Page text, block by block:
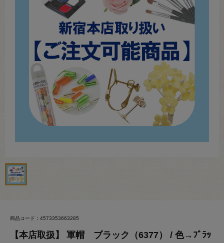
商品コード：4573353663285
【本店取扱】 軍帽 ブラック（6377） / 色→ﾌﾞﾗｯ